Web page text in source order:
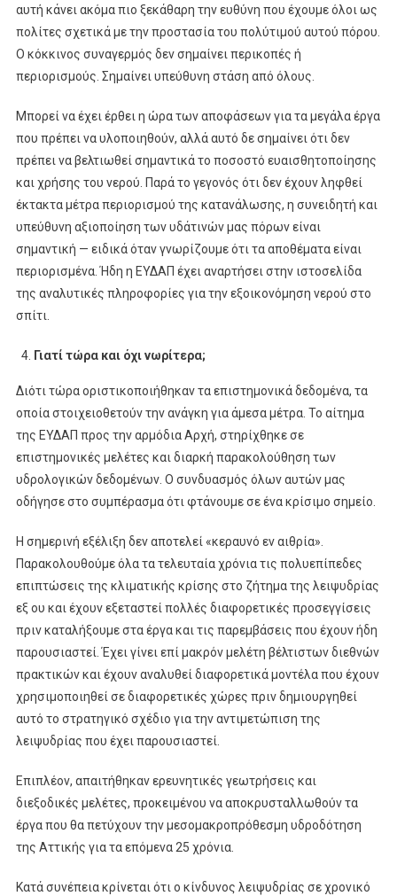
αυτή κάνει ακόμα πιο ξεκάθαρη την ευθύνη που έχουμε όλοι ως
πολίτες σχετικά με την προστασία του πολύτιμού αυτού πόρου.
Ο κόκκινος συναγερμός δεν σημαίνει περικοπές ή
περιορισμούς. Σημαίνει υπεύθυνη στάση από όλους.
Μπορεί να έχει έρθει η ώρα των αποφάσεων για τα μεγάλα έργα
που πρέπει να υλοποιηθούν, αλλά αυτό δε σημαίνει ότι δεν
πρέπει να βελτιωθεί σημαντικά το ποσοστό ευαισθητοποίησης
και χρήσης του νερού. Παρά το γεγονός ότι δεν έχουν ληφθεί
έκτακτα μέτρα περιορισμού της κατανάλωσης, η συνειδητή και
υπεύθυνη αξιοποίηση των υδάτινών μας πόρων είναι
σημαντική — ειδικά όταν γνωρίζουμε ότι τα αποθέματα είναι
περιορισμένα. Ήδη η ΕΥΔΑΠ έχει αναρτήσει στην ιστοσελίδα
της αναλυτικές πληροφορίες για την εξοικονόμηση νερού στο
σπίτι.
Γιατί τώρα και όχι νωρίτερα;
Διότι τώρα οριστικοποιήθηκαν τα επιστημονικά δεδομένα, τα
οποία στοιχειοθετούν την ανάγκη για άμεσα μέτρα. Το αίτημα
της ΕΥΔΑΠ προς την αρμόδια Αρχή, στηρίχθηκε σε
επιστημονικές μελέτες και διαρκή παρακολούθηση των
υδρολογικών δεδομένων. Ο συνδυασμός όλων αυτών μας
οδήγησε στο συμπέρασμα ότι φτάνουμε σε ένα κρίσιμο σημείο.
Η σημερινή εξέλιξη δεν αποτελεί «κεραυνό εν αιθρία».
Παρακολουθούμε όλα τα τελευταία χρόνια τις πολυεπίπεδες
επιπτώσεις της κλιματικής κρίσης στο ζήτημα της λειψυδρίας
εξ ου και έχουν εξεταστεί πολλές διαφορετικές προσεγγίσεις
πριν καταλήξουμε στα έργα και τις παρεμβάσεις που έχουν ήδη
παρουσιαστεί. Έχει γίνει επί μακρόν μελέτη βέλτιστων διεθνών
πρακτικών και έχουν αναλυθεί διαφορετικά μοντέλα που έχουν
χρησιμοποιηθεί σε διαφορετικές χώρες πριν δημιουργηθεί
αυτό το στρατηγικό σχέδιο για την αντιμετώπιση της
λειψυδρίας που έχει παρουσιαστεί.
Επιπλέον, απαιτήθηκαν ερευνητικές γεωτρήσεις και
διεξοδικές μελέτες, προκειμένου να αποκρυσταλλωθούν τα
έργα που θα πετύχουν την μεσομακροπρόθεσμη υδροδότηση
της Αττικής για τα επόμενα 25 χρόνια.
Κατά συνέπεια κρίνεται ότι ο κίνδυνος λειψυδρίας σε χρονικό